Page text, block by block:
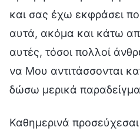
και σας έχω εκφράσει
αυτά, ακόμα και κάτω
αυτές, τόσοι πολλοί
να Μου αντιτάσσονται
δώσω μερικά
Καθημερινά